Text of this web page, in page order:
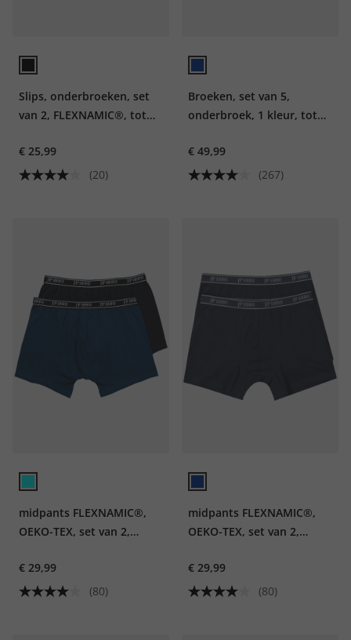
Slips, onderbroeken, set
van 2, FLEXNAMIC®, tot
€ 25,99
(20)
Broeken, set van 5,
onderbroek, 1 kleur, tot
€ 49,99
(267)
midpants FLEXNAMIC®,
OEKO-TEX, set van 2,
€ 29,99
(80)
midpants FLEXNAMIC®,
OEKO-TEX, set van 2,
€ 29,99
(80)